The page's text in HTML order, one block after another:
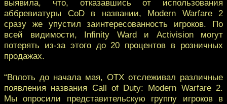
выявила, что, отказавшись от использования
аббревиатуры CoD в названии, Modern Warfare 2
сразу же упустил заинтересованность игроков. По
всей видимости, Infinity Ward и Activision могут
потерять из-за этого до 20 процентов в розничных
продажах.
“Вплоть до начала мая, OTX отслеживал различные
появления названия Call of Duty: Modern Warfare 2.
Мы опросили представительскую группу игроков в